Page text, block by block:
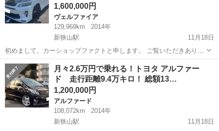
1,600,000円
ヴェルファイア
129,969km
2014年
新狭山駅
11月18日
初めまして、カーショップファクトと申します。 ご覧いただきありが
とうございます！ こちらのヴェルファイアは、特に大きな不具合等は
ないお車です！🚙 今回は最近人気の上がってきているお車のご紹介で
す！ こちらは2014年...
埼玉 狭山市 新狭山駅 ヴェルファイア 走行距離
月々2.6万円で乗れる！トヨタ アルファー
ド 走行距離9.4万キロ！ 総額13…
1,200,000円
アルファード
108,072km
2014年
新狭山駅
11月18日